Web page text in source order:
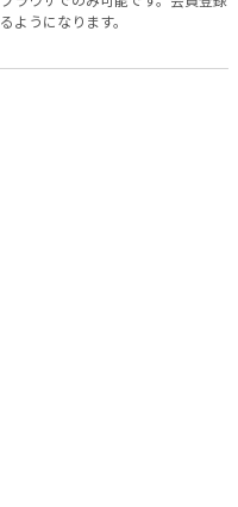
ようになります。